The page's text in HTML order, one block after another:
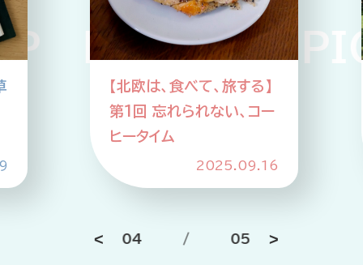
公式アカウント一覧
企業情報 ニュースリリース
プライバシーポリシー
ご利用規約
PICKUP
【北欧は、食べて、旅する】
第1回 忘れられない、コー
ヒータイム
2025.09.16
04 / 05